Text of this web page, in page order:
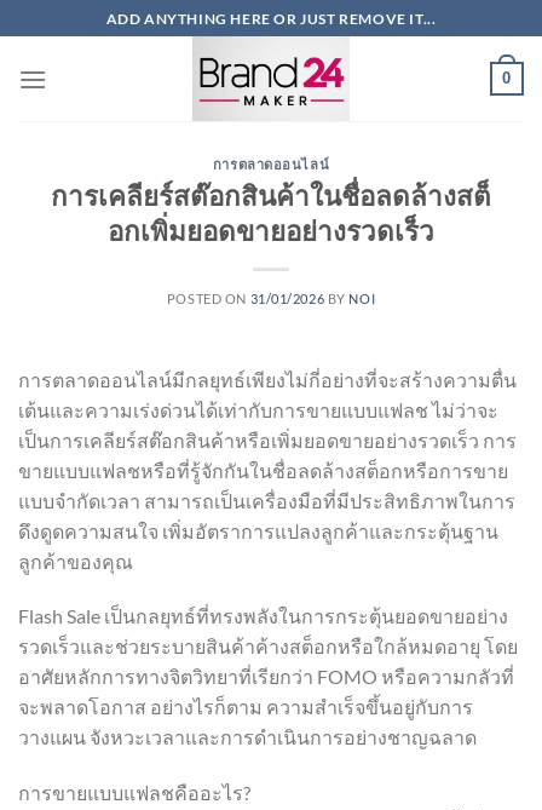
ไป
ADD ANYTHING HERE OR JUST REMOVE IT...
0
การตลาดออนไลน์
การเคลียร์สต๊อกสินค้าในชื่อลดล้างสต็
อกเพิ่มยอดขายอย่างรวดเร็ว
POSTED ON 31/01/2026 BY NOI
การตลาดออนไลน์มีกลยุทธ์เพียงไม่กี่อย่างที่จะสร้างความตื่น
เต้นและความเร่งด่วนได้เท่ากับการขายแบบแฟลช ไม่ว่าจะ
เป็นการเคลียร์สต๊อกสินค้าหรือเพิ่มยอดขายอย่างรวดเร็ว การ
ขายแบบแฟลชหรือที่รู้จักกันในชื่อลดล้างสต็อกหรือการขาย
แบบจำกัดเวลา สามารถเป็นเครื่องมือที่มีประสิทธิภาพในการ
ดึงดูดความสนใจ เพิ่มอัตราการแปลงลูกค้าและกระตุ้นฐาน
ลูกค้าของคุณ
Flash Sale เป็นกลยุทธ์ที่ทรงพลังในการกระตุ้นยอดขายอย่าง
รวดเร็วและช่วยระบายสินค้าค้างสต็อกหรือใกล้หมดอายุ โดย
อาศัยหลักการทางจิตวิทยาที่เรียกว่า FOMO หรือความกลัวที่
จะพลาดโอกาส อย่างไรก็ตาม ความสำเร็จขึ้นอยู่กับการ
วางแผน จังหวะเวลาและการดำเนินการอย่างชาญฉลาด
การขายแบบแฟลชคืออะไร?